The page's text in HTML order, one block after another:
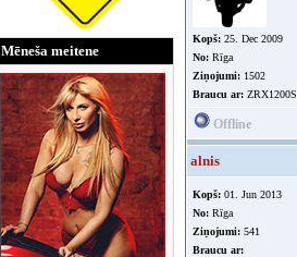
Mēneša meitene
Kopš: 25. Dec 2009
No: Rīga
Ziņojumi: 1502
Braucu ar: ZRX1200S
Offline
alnis
Kopš: 01. Jun 2013
No: Rīga
Ziņojumi: 541
Braucu ar: